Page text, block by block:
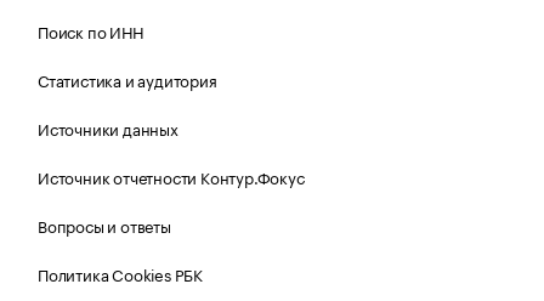
Поиск по ИНН
Статистика и аудитория
Источники данных
Источник отчетности Контур.Фокус
Вопросы и ответы
Политика Cookies РБК